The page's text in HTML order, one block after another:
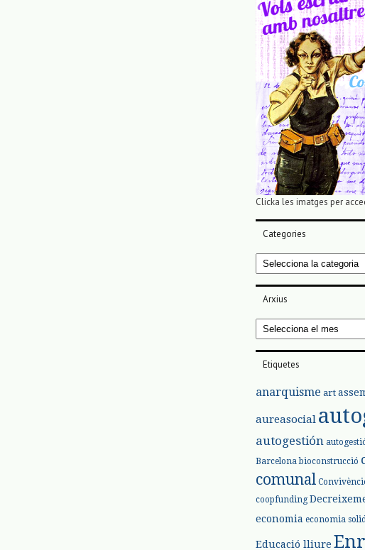
Clicka les imatges per
Categories
Categories
Arxius
Arxius
Etiquetes
anarquisme art
aureasocial
autogestión
Barcelona bioconstrucció
comunal
coopfunding
economia economia
Educació lliure